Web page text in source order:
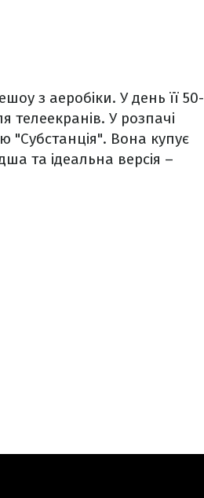
з аеробіки. У день її 50-
телеекранів. У розпачі
"Субстанція". Вона купує
та ідеальна версія –